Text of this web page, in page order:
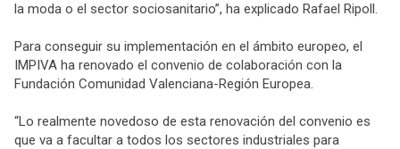
la moda o el sector sociosanitario”, ha explicado Rafael Ripoll.
Para conseguir su implementación en el ámbito europeo, el
IMPIVA ha renovado el convenio de colaboración con la
Fundación Comunidad Valenciana-Región Europea.
“Lo realmente novedoso de esta renovación del convenio es
que va a facultar a todos los sectores industriales para